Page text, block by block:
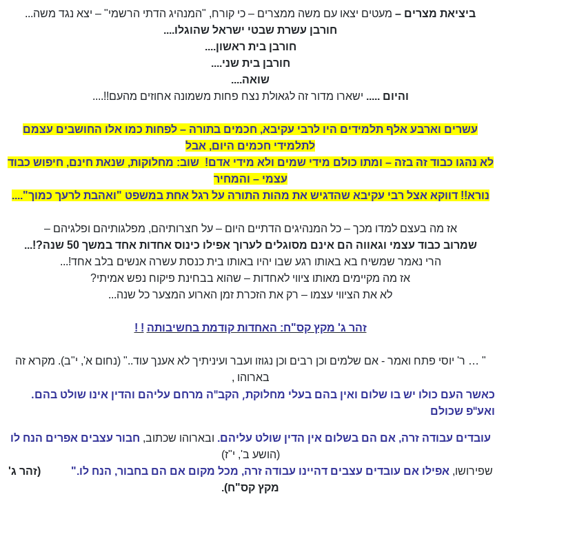
ביציאת מצרים – מעטים יצאו עם משה ממצרים – כי קורח, "המנהיג הדתי הרשמי" – יצא נגד משה...
חורבן עשרת שבטי ישראל שהוגלו....
חורבן בית ראשון....
חורבן בית שני....
שואה....
והיום ..... ישארו מדור זה לגאולת נצח פחות משמונה אחוזים מהעם!!....
עשרים וארבע אלף תלמידים היו לרבי עקיבא, חכמים בתורה – לפחות כמו אלו החושבים עצמם
לתלמידי חכמים היום, אבל
לא נהגו כבוד זה בזה – ומתו כולם מידי שמים ולא מידי אדם! שוב: מחלוקות, שנאת חינם, חיפוש כבוד
עצמי – והמחיר
נורא!! דווקא אצל רבי עקיבא שהדגיש את מהות התורה על רגל אחת במשפט "ואהבת לרעך כמוך"....
אז מה בעצם למדו מכך – כל המנהיגים הדתיים היום – על חצרותיהם, מפלגותיהם ופלגיהם –
שמרוב כבוד עצמי וגאווה הם אינם מסוגלים לערוך אפילו כינוס אחדות אחד במשך 50 שנה?!...
הרי נאמר שמשיח בא באותו רגע שבו יהיו באותו בית כנסת עשרה אנשים בלב אחד!...
אז מה מקיימים מאותו ציווי לאחדות – שהוא בבחינת פיקוח נפש אמיתי?
לא את הציווי עצמו – רק את הזכרת זמן הארוע המצער כל שנה...
זהר ג' מקץ קס"ח: האחדות קודמת בחשיבותה ! !
" … ר' יוסי פתח ואמר - אם שלמים וכן רבים וכן נגוזו ועבר ועיניתיך לא אענך עוד.." (נחום א', י"ב). מקרא זה
בארוהו ,
כאשר העם כולו יש בו שלום ואין בהם בעלי מחלוקת, הקב"ה מרחם עליהם והדין אינו שולט בהם.
ואע"פ שכולם
עובדים עבודה זרה, אם הם בשלום אין הדין שולט עליהם. ובארוהו שכתוב, חבור עצבים אפרים הנח לו
(הושע ב', י"ז)
שפירושו, אפילו אם עובדים עצבים דהיינו עבודה זרה, מכל מקום אם הם בחבור, הנח לו." (זהר ג'
מקץ קס"ח).